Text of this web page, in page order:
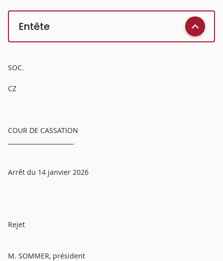
Entête
SOC.
CZ
COUR DE CASSATION
Arrêt du 14 janvier 2026
Rejet
M. SOMMER, président